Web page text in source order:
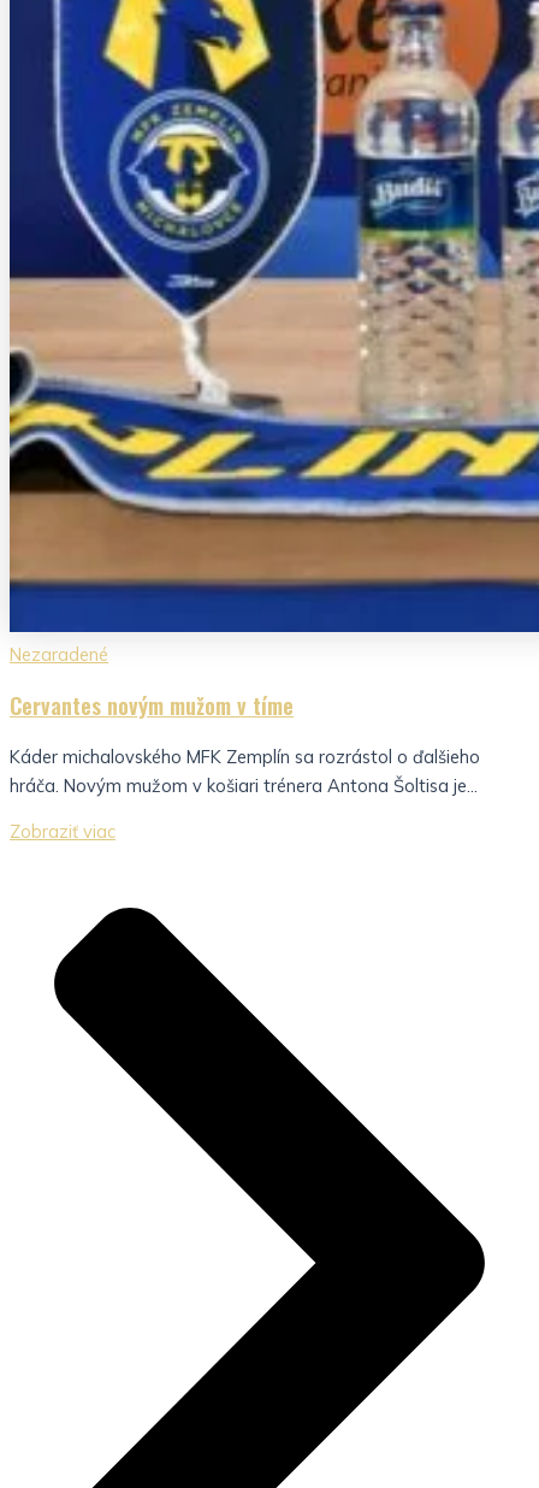
Nezaradené
Cervantes novým mužom v tíme
Káder michalovského MFK Zemplín sa rozrástol o ďalšieho
hráča. Novým mužom v košiari trénera Antona Šoltisa je...
Zobraziť viac